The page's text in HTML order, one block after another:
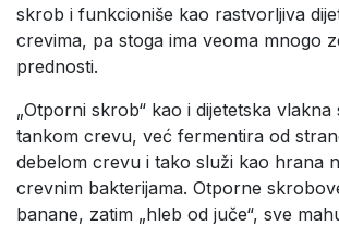
skrob i funkcioniše kao rastvorljiva
crevima, pa stoga ima veoma mnogo
prednosti.
„Otporni skrob“ kao i dijetetska
tankom crevu, već fermentira od
debelom crevu i tako služi kao hrana
crevnim bakterijama. Otporne
banane, zatim „hleb od juče“, sve